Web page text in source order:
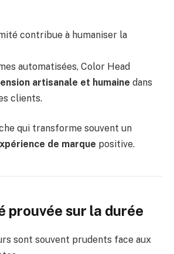
contribue à humaniser la
automatisées, Color Head
artisanale et humaine dans
clients.
qui transforme souvent un
de marque positive.
prouvée sur la durée
sont souvent prudents face aux